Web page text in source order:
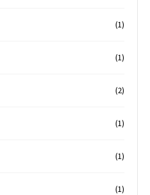
(1)
(1)
(2)
(1)
(1)
(1)